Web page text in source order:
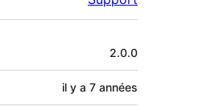
2.0.0
il y a 7 années